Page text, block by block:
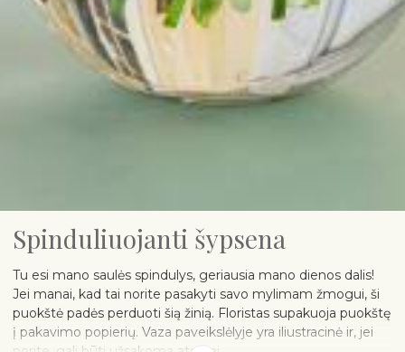
Spinduliuojanti šypsena
Tu esi mano saulės spindulys, geriausia mano dienos dalis!
Jei manai, kad tai norite pasakyti savo mylimam žmogui, ši
puokštė padės perduoti šią žinią. Floristas supakuoja puokštę
į pakavimo popierių. Vaza paveikslėlyje yra iliustracinė ir, jei